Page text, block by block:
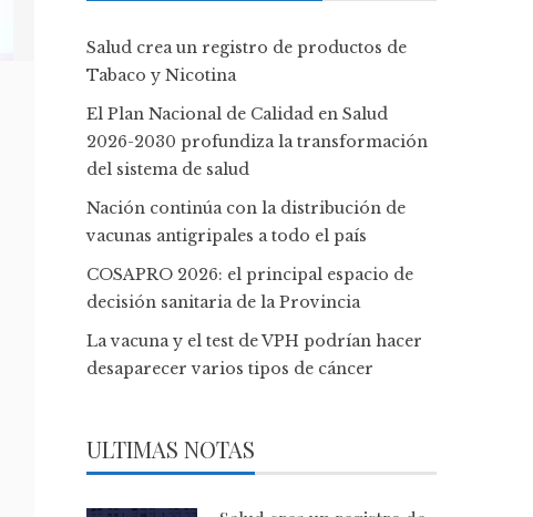
Salud crea un registro de productos de
Tabaco y Nicotina
El Plan Nacional de Calidad en Salud
2026-2030 profundiza la transformación
del sistema de salud
Nación continúa con la distribución de
vacunas antigripales a todo el país
COSAPRO 2026: el principal espacio de
decisión sanitaria de la Provincia
La vacuna y el test de VPH podrían hacer
desaparecer varios tipos de cáncer
ULTIMAS NOTAS